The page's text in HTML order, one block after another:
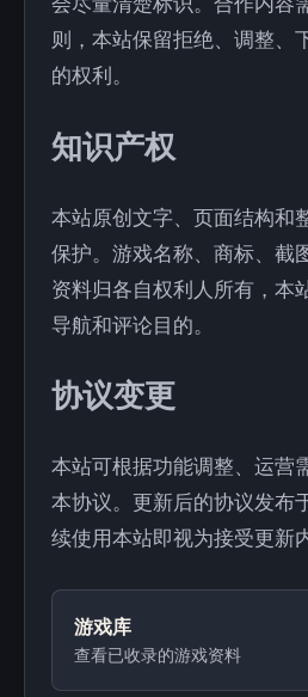
则，本站保留拒绝、调整、
的权利。
知识产权
本站原创文字、页面结构和
保护。游戏名称、商标、截
资料归各自权利人所有，本
导航和评论目的。
协议变更
本站可根据功能调整、运营
本协议。更新后的协议发布
续使用本站即视为接受更新
游戏库
查看已收录的游戏资料